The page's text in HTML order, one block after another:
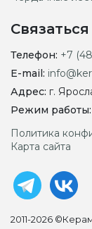
Телефон: +7
E-mail:
Адрес: г.
Режим работы:
Политика
Карта сайта
2011-2026